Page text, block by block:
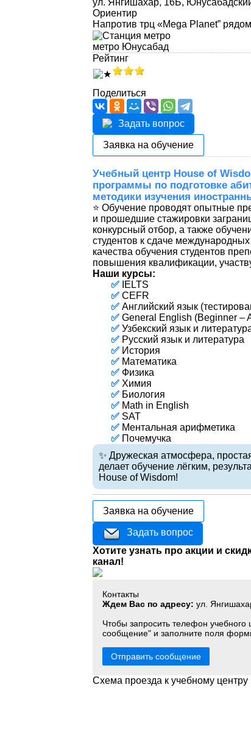
ул. Янгишахар, 16Б,
Ориентир
Напротив трц «Mega Planet”
метро Юнусабад
Рейтинг
Поделиться
Задать вопрос
Заявка на обучение
Учебный центр House of
программы по подготовке
методики изучения
⭐️ Обучение проводят опытные
и прошедшие стажировки
конкурсный отбор, а также
студентов к сдаче
качества обучения студентов
повышения квалификации,
Наши курсы:
✅ IELTS
✅ CEFR
✅ Английский язык
✅ General English (Beginner –
✅ Узбекский язык и
✅ Русский язык и литература
✅ История
✅ Математика
✅ Физика
✅ Химия
✅ Биология
✅ Math in English
✅ SAT
✅ Ментальная арифметика
✅ Почемучка
✨ Дружеская атмосфера,
делает обучение лёгким,
House of Wisdom!
Заявка на обучение
Задать вопрос
Хотите узнать про акции и
канал!
Контакты
Ждем Вас по адресу: ул.
Чтобы запросить телефон учебного
сообщение" и заполните поля
Отправить сообщение
Схема проезда к учебному